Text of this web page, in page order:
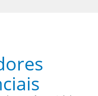
preferencial de